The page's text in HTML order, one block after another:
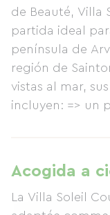
de Beauté, Villa
partida ideal
península de
región de
vistas al mar,
incluyen: => un
árboles => 20
2 con bañera y
una gran
Acogida a
La Villa Soleil